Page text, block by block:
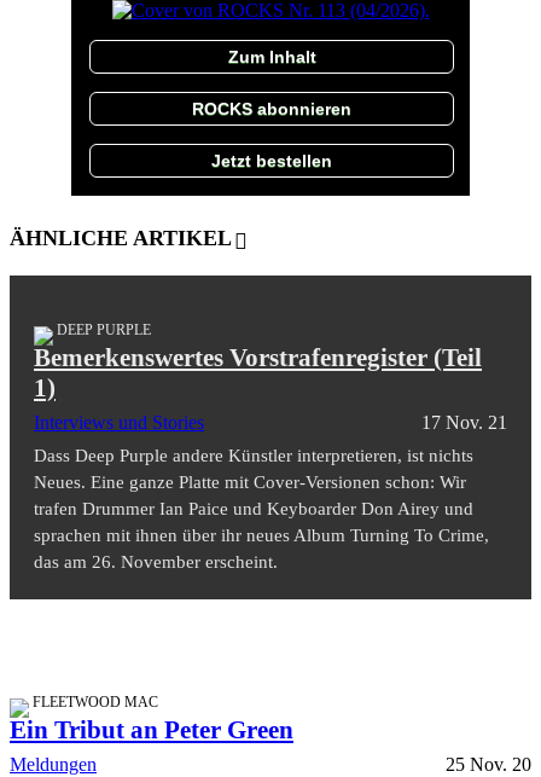
Zum Inhalt
ROCKS abonnieren
Jetzt bestellen
ÄHNLICHE ARTIKEL
DEEP PURPLE
Bemerkenswertes Vorstrafenregister (Teil
1)
Interviews und Stories 17 Nov. 21
Dass Deep Purple andere Künstler interpretieren, ist nichts
Neues. Eine ganze Platte mit Cover-Versionen schon: Wir
trafen Drummer Ian Paice und Keyboarder Don Airey und
sprachen mit ihnen über ihr neues Album Turning To Crime,
das am 26. November erscheint.
FLEETWOOD MAC
Ein Tribut an Peter Green
Meldungen 25 Nov. 20